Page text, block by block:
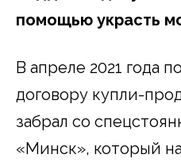
помощью украсть
В апреле 2021 года
договору купли-
забрал со
«Минск», который